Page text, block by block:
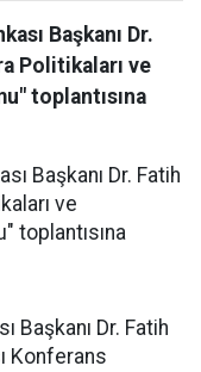
Başkanı Dr.
Politikaları ve
toplantısına
Başkanı Dr. Fatih
ve
toplantısına
Başkanı Dr. Fatih
Konferans